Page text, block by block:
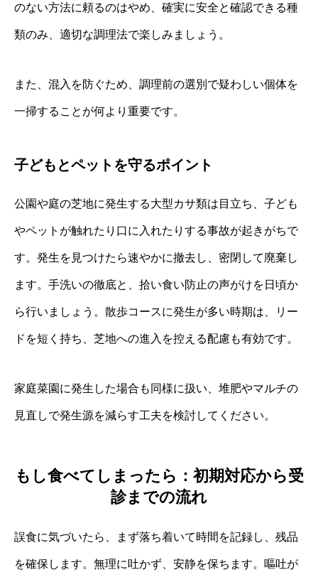
のない方法に頼るのはやめ、確実に安全と確認できる種
類のみ、適切な調理法で楽しみましょう。
また、混入を防ぐため、調理前の選別で疑わしい個体を
一掃することが何より重要です。
子どもとペットを守るポイント
公園や庭の芝地に発生する大型カサ類は目立ち、子ども
やペットが触れたり口に入れたりする事故が起きがちで
す。発生を見つけたら速やかに撤去し、密閉して廃棄し
ます。手洗いの徹底と、拾い食い防止の声がけを日頃か
ら行いましょう。散歩コースに発生が多い時期は、リー
ドを短く持ち、芝地への進入を控える配慮も有効です。
家庭菜園に発生した場合も同様に扱い、堆肥やマルチの
見直しで発生源を減らす工夫を検討してください。
もし食べてしまったら：初期対応から受
診までの流れ
誤食に気づいたら、まず落ち着いて時間を記録し、残品
を確保します。無理に吐かず、安静を保ちます。嘔吐が